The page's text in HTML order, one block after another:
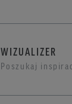
WIZUALIZER
Poszukaj